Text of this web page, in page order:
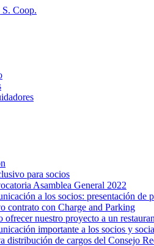
para socios
Asamblea General 2022
a los socios: presentación
contrato con Charge and Parking
ofrecer nuestro proyecto a un
importante a los socios y
distribución de cargos del Consejo